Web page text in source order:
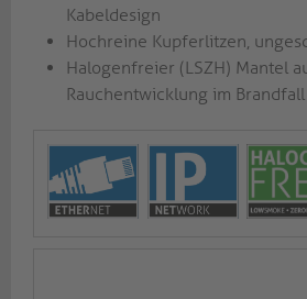
Kabeldesign
Hochreine Kupferlitzen,
Halogenfreier (LSZH) Mantel
Rauchentwicklung im Brandfall